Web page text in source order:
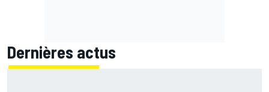
Dernières actus